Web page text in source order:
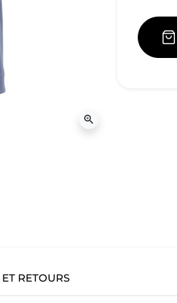
zoom_in
RETOURS